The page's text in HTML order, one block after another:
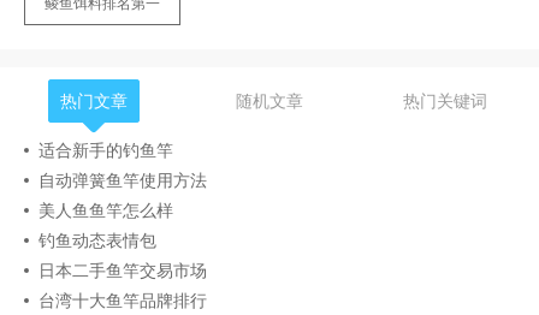
热门文章 随机文章 热门关键词
适合新手的钓鱼竿
自动弹簧鱼竿使用方法
美人鱼鱼竿怎么样
钓鱼动态表情包
日本二手鱼竿交易市场
台湾十大鱼竿品牌排行